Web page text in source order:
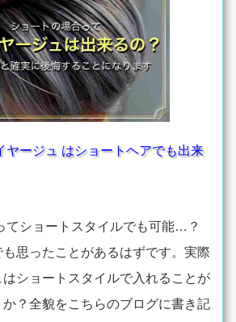
ヤージュ はショートヘアでも出来
てショートスタイルでも可能…？
思ったことがあるはずです。実際
ショートスタイルで入れることが
？全貌をこちらのブログに書き記